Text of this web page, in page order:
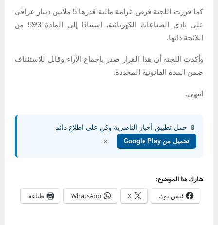
كما قررت اللجنة فرض غرامة مالية قدرها 5 ملايين دينار عراقي
على نادي الصناعات الكهربائية، استنادًا إلى المادة 59/3 من
اللائحة ذاتها.
وأكدت اللجنة أن هذا القرار صدر بإجماع الآراء وقابل للاستئناف
ضمن المدة القانونية المحددة.
انتهى.
📱 حمل تطبيق أخبار الناصرية وكن على اطلاع دائم
تحميل من Google Play ×
شارك هذا الموضوع:
فيس بوك X
WhatsApp طباعة